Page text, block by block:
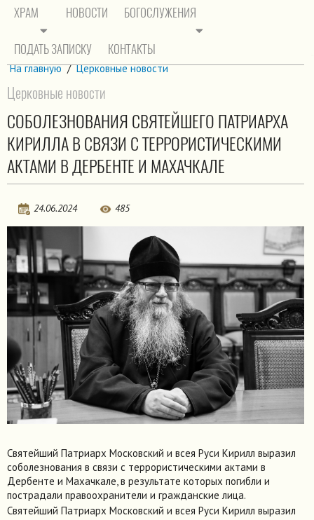
ХРАМ НОВОСТИ БОГОСЛУЖЕНИЯ
ПОДАТЬ ЗАПИСКУ КОНТАКТЫ
На главную / Церковные новости
Церковные новости
СОБОЛЕЗНОВАНИЯ СВЯТЕЙШЕГО ПАТРИАРХА
КИРИЛЛА В СВЯЗИ С ТЕРРОРИСТИЧЕСКИМИ
АКТАМИ В ДЕРБЕНТЕ И МАХАЧКАЛЕ
24.06.2024 485
Святейший Патриарх Московский и всея Руси Кирилл выразил
соболезнования в связи с террористическими актами в
Дербенте и Махачкале, в результате которых погибли и
пострадали правоохранители и гражданские лица.
Святейший Патриарх Московский и всея Руси Кирилл выразил